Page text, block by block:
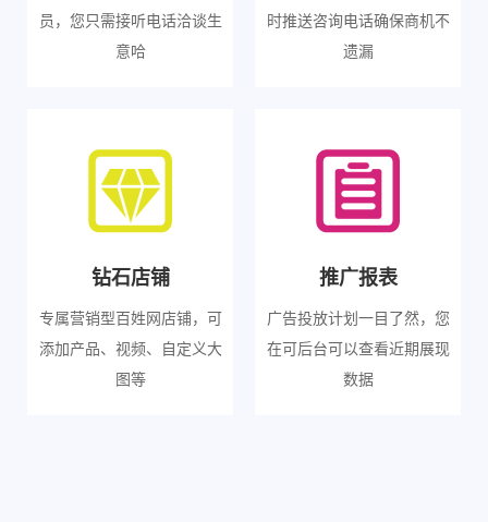
员，您只需接听电话洽谈生
意哈
时推送咨询电话确保商机不
遗漏
钻石店铺
专属营销型百姓网店铺，可
添加产品、视频、自定义大
图等
推广报表
广告投放计划一目了然，您
在可后台可以查看近期展现
数据